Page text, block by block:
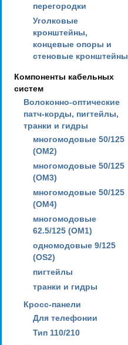
перегородки
Уголковые
кронштейны,
концевые опоры и
стеновые кронштейны
Компоненты кабельных
систем
Волоконно-оптические
патч-корды, пигтейлы,
транки и гидры
многомодовые 50/125
(OM2)
многомодовые 50/125
(OM3)
многомодовые 50/125
(OM4)
многомодовые
62.5/125 (OM1)
одномодовые 9/125
(OS2)
пигтейлы
транки и гидры
Кросс-панели
Для телефонии
Тип 110/210